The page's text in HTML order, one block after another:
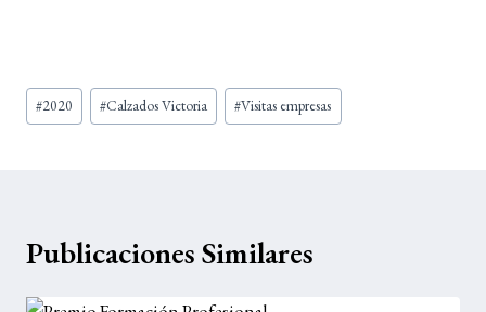
Etiquetas
de
#2020 #Calzados Victoria #Visitas empresas
Publicaciones Similares